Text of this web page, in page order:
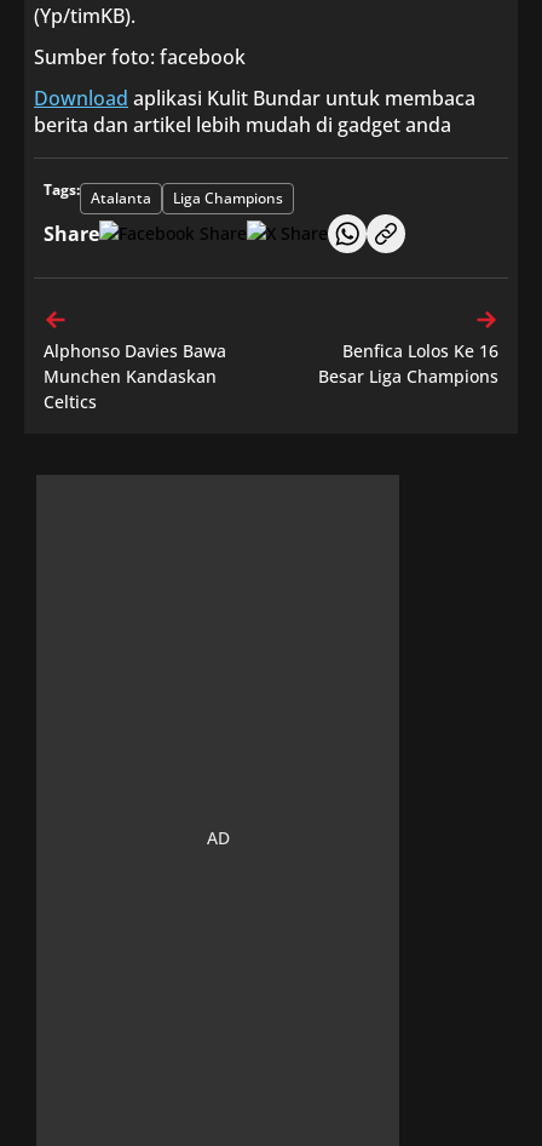
(Yp/timKB).
Sumber foto: facebook
Download aplikasi Kulit Bundar untuk membaca
berita dan artikel lebih mudah di gadget anda
Tags: Atalanta Liga Champions
Share
Alphonso Davies Bawa
Munchen Kandaskan
Celtics
Benfica Lolos Ke 16
Besar Liga Champions